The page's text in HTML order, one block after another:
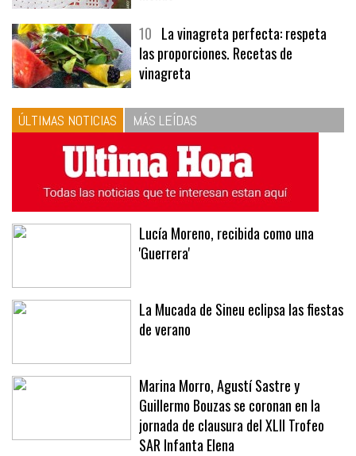
10 La vinagreta perfecta: respeta
las proporciones. Recetas de
vinagreta
ÚLTIMAS NOTICIAS MÁS LEÍDAS
Lucía Moreno, recibida como una
'Guerrera'
La Mucada de Sineu eclipsa las fiestas
de verano
Marina Morro, Agustí Sastre y
Guillermo Bouzas se coronan en la
jornada de clausura del XLII Trofeo
SAR Infanta Elena